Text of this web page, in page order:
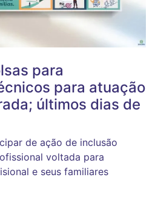
para
para atuação
últimos dias de
de ação de inclusão
voltada para
e seus familiares